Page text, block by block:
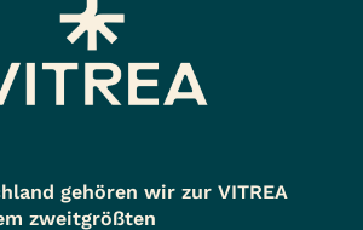
gehören wir zur VITREA
zweitgrößten